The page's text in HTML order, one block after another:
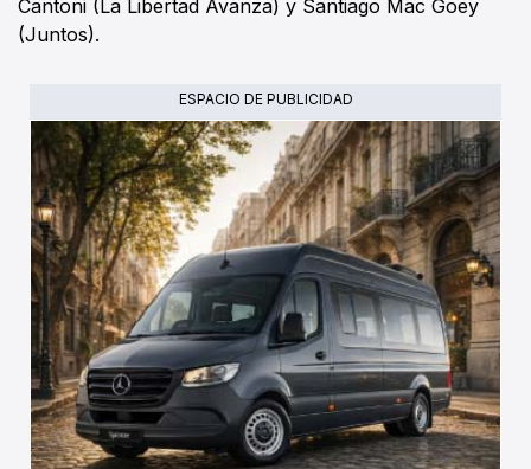
Cantoni (La Libertad Avanza) y Santiago Mac Goey
(Juntos).
ESPACIO DE PUBLICIDAD